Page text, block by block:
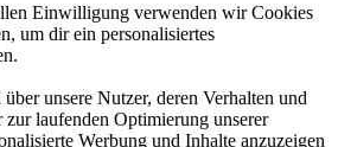
Einwilligung verwenden wir Cookies
um dir ein personalisiertes
unsere Nutzer, deren Verhalten und
laufenden Optimierung unserer
Werbung und Inhalte anzuzeigen